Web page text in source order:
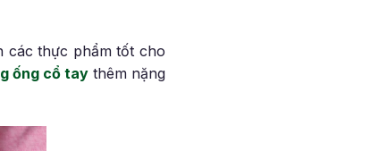
các thực phẩm tốt cho
ống cổ taythêm nặng